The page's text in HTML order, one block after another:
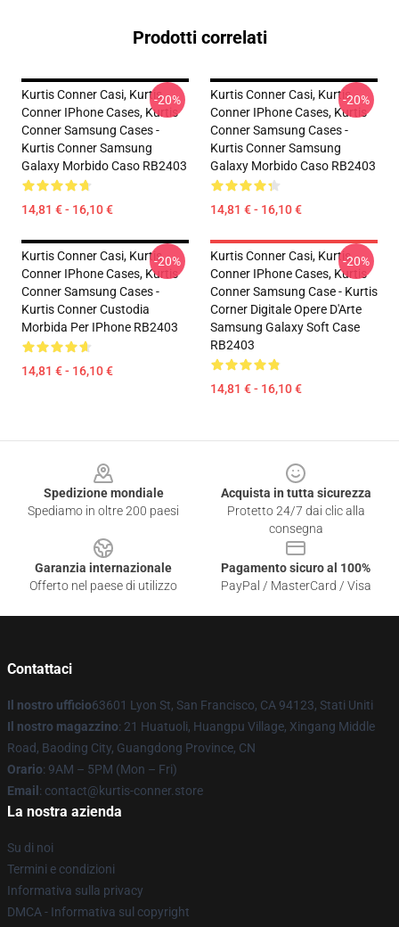
Prodotti correlati
Kurtis Conner Casi, Kurtis
Conner IPhone Cases, Kurtis
Conner Samsung Cases -
Kurtis Conner Samsung
Galaxy Morbido Caso RB2403
14,81 € - 16,10 €
-20%
Kurtis Conner Casi, Kurtis
Conner IPhone Cases, Kurtis
Conner Samsung Cases -
Kurtis Conner Samsung
Galaxy Morbido Caso RB2403
14,81 € - 16,10 €
-20%
Kurtis Conner Casi, Kurtis
Conner IPhone Cases, Kurtis
Conner Samsung Cases -
Kurtis Conner Custodia
Morbida Per IPhone RB2403
14,81 € - 16,10 €
-20%
Kurtis Conner Casi, Kurtis
Conner IPhone Cases, Kurtis
Conner Samsung Case - Kurtis
Corner Digitale Opere D'Arte
Samsung Galaxy Soft Case
RB2403
14,81 € - 16,10 €
-20%
Spedizione mondiale
Spediamo in oltre 200 paesi
Acquista in tutta sicurezza
Protetto 24/7 dai clic alla
consegna
Garanzia internazionale
Offerto nel paese di utilizzo
Pagamento sicuro al 100%
PayPal / MasterCard / Visa
Contattaci
Il nostro ufficio63601 Lyon St, San Francisco, CA 94123, Stati Uniti
Il nostro magazzino: 21 Huatuoli, Huangpu Village, Xingang Middle
Road, Baoding City, Guangdong Province, CN
Orario: 9AM – 5PM (Mon – Fri)
Email : contact@kurtis-conner.store
La nostra azienda
Su di noi
Termini e condizioni
Informativa sulla privacy
DMCA - Informativa sul copyright